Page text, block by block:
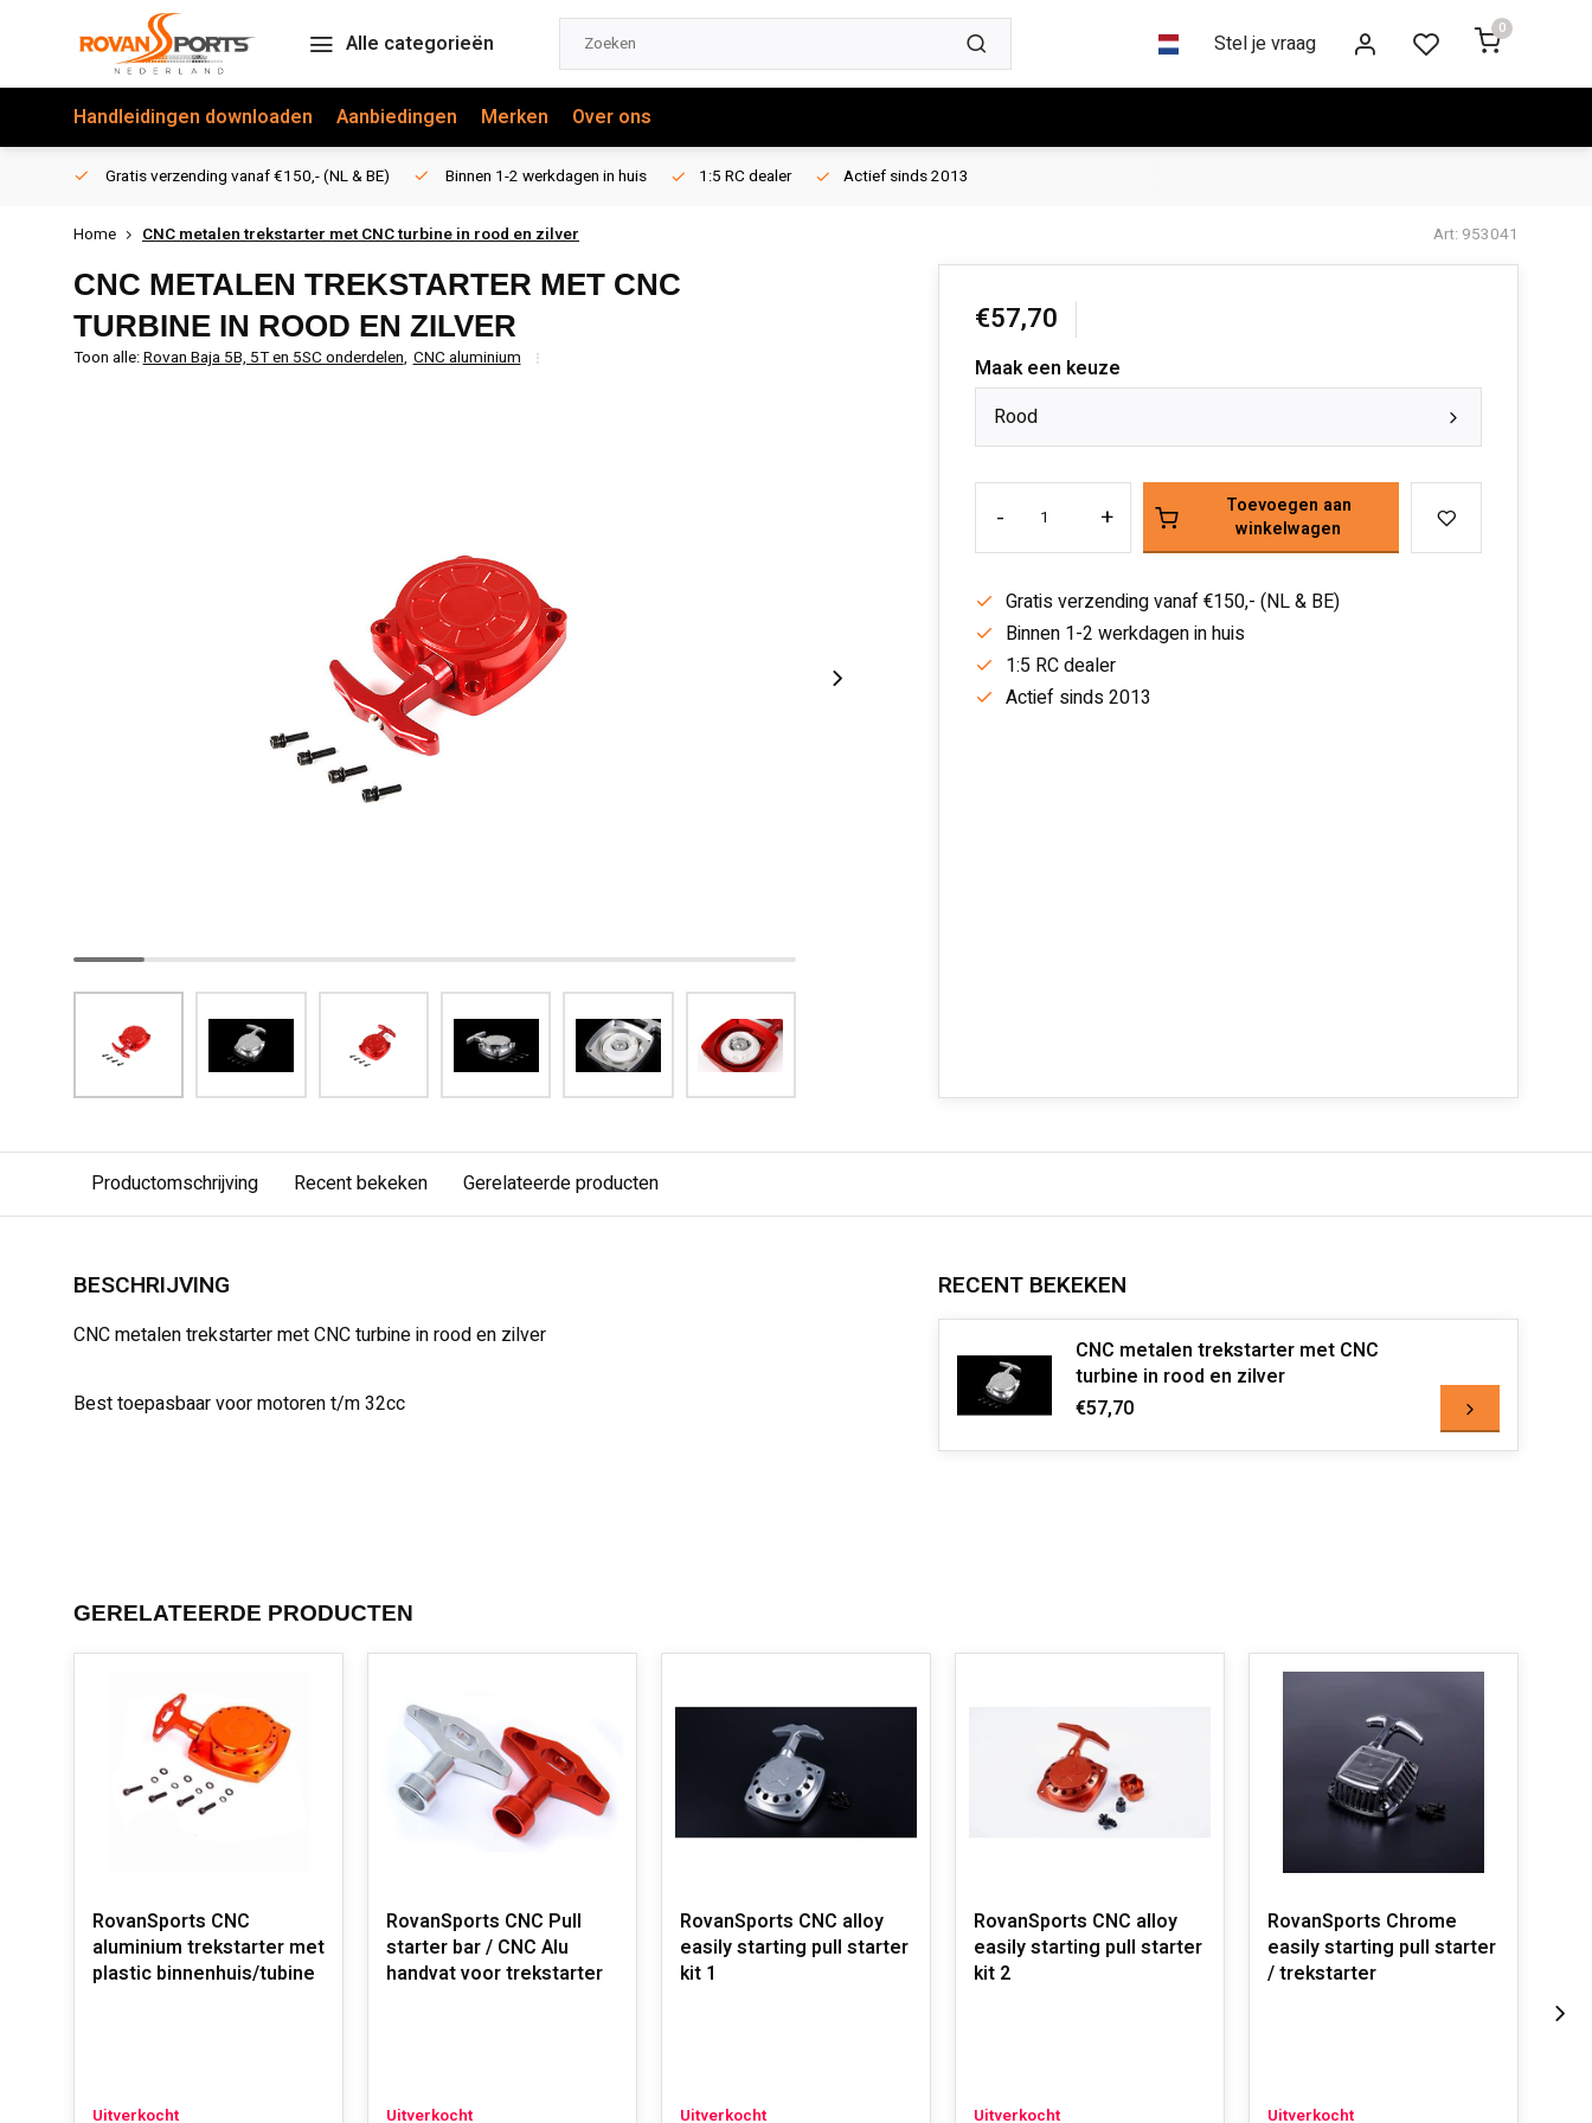
Alle categorieën Stel je vraag
0
Handleidingen downloaden Aanbiedingen Merken Over ons
Gratis verzending vanaf €150,- (NL & BE) Binnen 1-2 werkdagen in huis 1:5 RC dealer Actief sinds 2013
Home CNC metalen trekstarter met CNC turbine in rood en zilver Art: 953041
CNC METALEN TREKSTARTER MET CNC
TURBINE IN ROOD EN ZILVER
Toon alle:Rovan Baja 5B, 5T en 5SC onderdelen, CNC aluminium
€57,70
Maak een keuze
Rood
- +
Toevoegen aan
winkelwagen
Gratis verzending vanaf €150,- (NL & BE)
Binnen 1-2 werkdagen in huis
1:5 RC dealer
Actief sinds 2013
Productomschrijving Recent bekeken Gerelateerde producten
BESCHRIJVING
CNC metalen trekstarter met CNC turbine in rood en zilver
Best toepasbaar voor motoren t/m 32cc
RECENT BEKEKEN
CNC metalen trekstarter met CNC
turbine in rood en zilver
€57,70
GERELATEERDE PRODUCTEN
RovanSports CNC
aluminium trekstarter met
plastic binnenhuis/tubine
Uitverkocht
RovanSports CNC Pull
starter bar / CNC Alu
handvat voor trekstarter
Uitverkocht
RovanSports CNC alloy
easily starting pull starter
kit 1
Uitverkocht
RovanSports CNC alloy
easily starting pull starter
kit 2
Uitverkocht
RovanSports Chrome
easily starting pull starter
/ trekstarter
Uitverkocht